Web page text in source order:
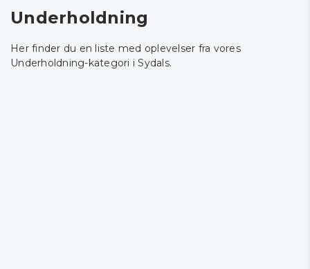
Underholdning
Her finder du en liste med oplevelser fra vores
Underholdning-kategori i Sydals.